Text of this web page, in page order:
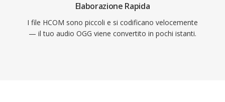
Elaborazione Rapida
I file HCOM sono piccoli e si codificano velocemente
— il tuo audio OGG viene convertito in pochi istanti.